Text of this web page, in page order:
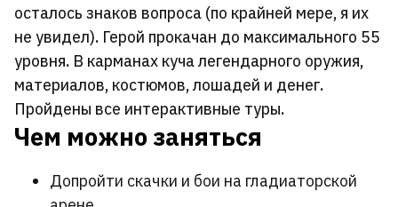
осталось знаков вопроса (по крайней мере, я их
не увидел). Герой прокачан до максимального 55
уровня. В карманах куча легендарного оружия,
материалов, костюмов, лошадей и денег.
Пройдены все интерактивные туры.
Чем можно заняться
Допройти скачки и бои на гладиаторской